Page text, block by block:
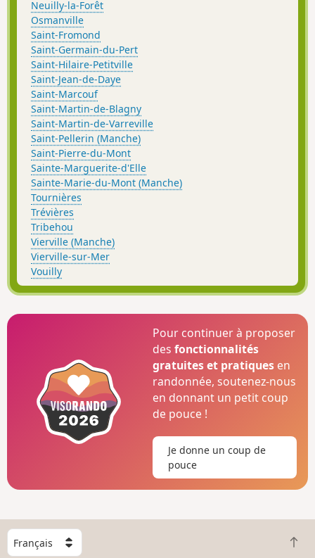
Neuilly-la-Forêt
Osmanville
Saint-Fromond
Saint-Germain-du-Pert
Saint-Hilaire-Petitville
Saint-Jean-de-Daye
Saint-Marcouf
Saint-Martin-de-Blagny
Saint-Martin-de-Varreville
Saint-Pellerin (Manche)
Saint-Pierre-du-Mont
Sainte-Marguerite-d'Elle
Sainte-Marie-du-Mont (Manche)
Tournières
Trévières
Tribehou
Vierville (Manche)
Vierville-sur-Mer
Vouilly
Pour continuer à proposer
desfonctionnalités
gratuites et pratiques en
randonnée, soutenez-nous
en donnant un petit coup
de pouce !
Je donne un coup de
pouce
C
h
R